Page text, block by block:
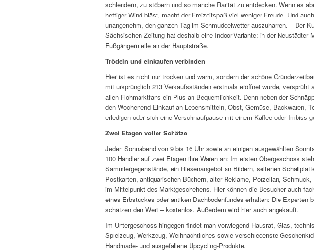
schlendern, zu stöbern und so manche Rarität zu entdecken. Wenn es
heftiger Wind bläst, macht der Freizeitspaß viel weniger Freude. Und
unangenehm, den ganzen Tag im Schmuddelwetter auszuharren. – Der
Sächsischen Zeitung hat deshalb eine Indoor-Variante: in der Neustädter
Fußgängermeile an der Hauptstraße.
Trödeln und einkaufen verbinden
Hier ist es nicht nur trocken und warm, sondern der schöne
mit ursprünglich 213 Verkaufsständen erstmals eröffnet wurde, versprüht
allen Flohmarktfans ein Plus an Bequemlichkeit. Denn neben der
den Wochenend-Einkauf an Lebensmitteln, Obst, Gemüse, Backwaren,
erledigen oder sich eine Verschnaufpause mit einem Kaffee oder Imbiss
Zwei Etagen voller Schätze
Jeden Sonnabend von 9 bis 16 Uhr sowie an einigen ausgewählten
100 Händler auf zwei Etagen ihre Waren an: Im ersten Obergeschoss
Sammlergegenstände, ein Riesenangebot an Bildern, seltenen
Postkarten, antiquarischen Büchern, alter Reklame, Porzellan,
im Mittelpunkt des Marktgeschehens. Hier können die Besucher auch
eines Erbstückes oder antiken Dachbodenfundes erhalten: Die Experten
schätzen den Wert – kostenlos. Außerdem wird hier auch angekauft.
Im Untergeschoss hingegen findet man vorwiegend Hausrat, Glas,
Spielzeug, Werkzeug, Weihnachtliches sowie verschiedenste
Handmade- und ausgefallene Upcycling-Produkte.